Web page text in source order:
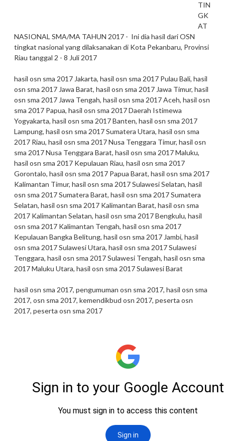
TIN
GK
AT
NASIONAL SMA/MA TAHUN 2017 - Ini dia hasil dari OSN
tingkat nasional yang dilaksanakan di Kota Pekanbaru, Provinsi
Riau tanggal 2 - 8 Juli 2017
hasil osn sma 2017 Jakarta, hasil osn sma 2017 Pulau Bali, hasil
osn sma 2017 Jawa Barat, hasil osn sma 2017 Jawa Timur, hasil
osn sma 2017 Jawa Tengah, hasil osn sma 2017 Aceh, hasil osn
sma 2017 Papua, hasil osn sma 2017 Daerah Istimewa
Yogyakarta, hasil osn sma 2017 Banten, hasil osn sma 2017
Lampung, hasil osn sma 2017 Sumatera Utara, hasil osn sma
2017 Riau, hasil osn sma 2017 Nusa Tenggara Timur, hasil osn
sma 2017 Nusa Tenggara Barat, hasil osn sma 2017 Maluku,
hasil osn sma 2017 Kepulauan Riau, hasil osn sma 2017
Gorontalo, hasil osn sma 2017 Papua Barat, hasil osn sma 2017
Kalimantan Timur, hasil osn sma 2017 Sulawesi Selatan, hasil
osn sma 2017 Sumatera Barat, hasil osn sma 2017 Sumatera
Selatan, hasil osn sma 2017 Kalimantan Barat, hasil osn sma
2017 Kalimantan Selatan, hasil osn sma 2017 Bengkulu, hasil
osn sma 2017 Kalimantan Tengah, hasil osn sma 2017
Kepulauan Bangka Belitung, hasil osn sma 2017 Jambi, hasil
osn sma 2017 Sulawesi Utara, hasil osn sma 2017 Sulawesi
Tenggara, hasil osn sma 2017 Sulawesi Tengah, hasil osn sma
2017 Maluku Utara, hasil osn sma 2017 Sulawesi Barat
hasil osn sma 2017, pengumuman osn sma 2017, hasil osn sma
2017, osn sma 2017, kemendikbud osn 2017, peserta osn
2017, peserta osn sma 2017